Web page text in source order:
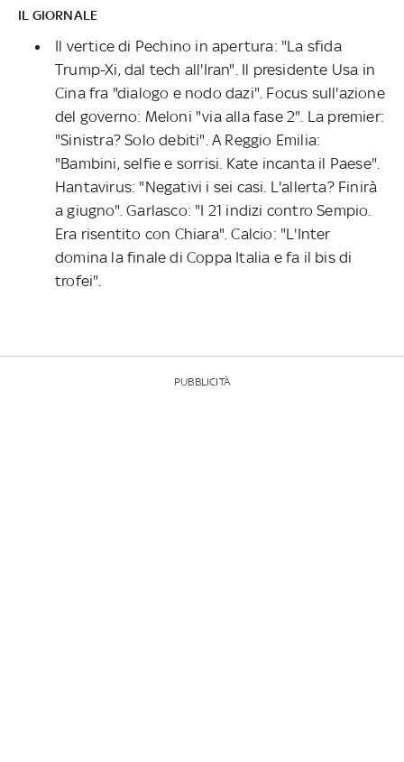
IL GIORNALE
Il vertice di Pechino in apertura: "La sfida
Trump-Xi, dal tech all'Iran". Il presidente Usa in
Cina fra "dialogo e nodo dazi". Focus sull'azione
del governo: Meloni "via alla fase 2". La premier:
"Sinistra? Solo debiti". A Reggio Emilia:
"Bambini, selfie e sorrisi. Kate incanta il Paese".
Hantavirus: "Negativi i sei casi. L'allerta? Finirà
a giugno". Garlasco: "I 21 indizi contro Sempio.
Era risentito con Chiara". Calcio: "L'Inter
domina la finale di Coppa Italia e fa il bis di
trofei".
PUBBLICITÀ